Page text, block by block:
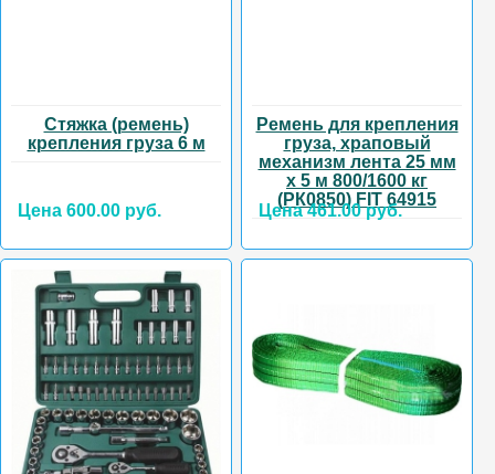
Стяжка (ремень)
крепления груза 6 м
Цена 600.00 руб.
Ремень для крепления
груза, храповый
механизм лента 25 мм
х 5 м 800/1600 кг
(РК0850) FIT 64915
Цена 461.00 руб.